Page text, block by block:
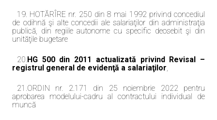
19. HOTĂRÎRE nr. 250 din 8 mai 1992 privind concediul
de odihnă şi alte concedii ale salariaţilor din administraţia
publică, din regiile autonome cu specific deosebit şi din
unităţile bugetare
20.HG 500 din 2011 actualizată privind Revisal –
registrul general de evidenţă a salariaţilor,
21.ORDIN nr. 2.171 din 25 noiembrie 2022 pentru
aprobarea modelului-cadru al contractului individual de
muncă